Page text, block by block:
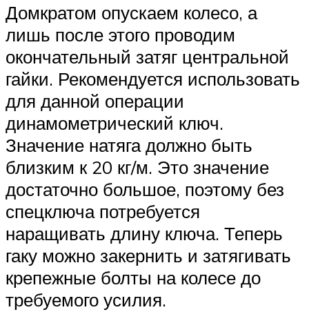
Домкратом опускаем колесо, а
лишь после этого проводим
окончательный затяг центральной
гайки. Рекомендуется использовать
для данной операции
динамометрический ключ.
Значение натяга должно быть
близким к 20 кг/м. Это значение
достаточно большое, поэтому без
спецключа потребуется
наращивать длину ключа. Теперь
гаку можно закернить и затягивать
крепежные болты на колесе до
требуемого усилия.